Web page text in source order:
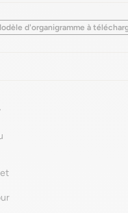
d'organigramme à